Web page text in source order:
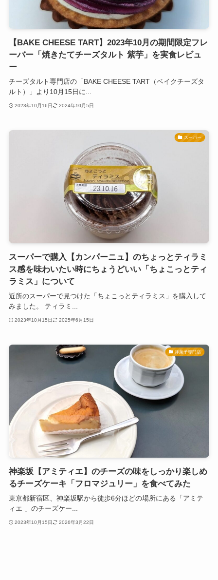
【BAKE CHEESE TART】2023年10月の期間限定フレ
ーバー「焼きたてチーズタルト 紫芋」を実食レビュ
ー
チーズタルト専門店の「BAKE CHEESE TART（ベイクチーズタ
ルト）」より10月15日に...
2023年10月16日 2024年10月5日
スーパー
スーパーで購入【カンパーニュ】のちょっとティラミ
ス感を味わいたい時にちょうどいい「ちょこっとティ
ラミス」について
近所のスーパーで見つけた「ちょこっとティラミス」を購入して
みました。 ティラミ...
2023年10月15日 2025年6月15日
洋菓子専門店
神楽坂【アミティエ】のチーズの味をしっかり楽しめ
るチーズケーキ「フロマジュリー」を食べてみた
東京都新宿区、神楽坂駅から徒歩6分ほどの場所にある「アミテ
ィエ 」のチーズケー...
2023年10月15日 2026年3月22日